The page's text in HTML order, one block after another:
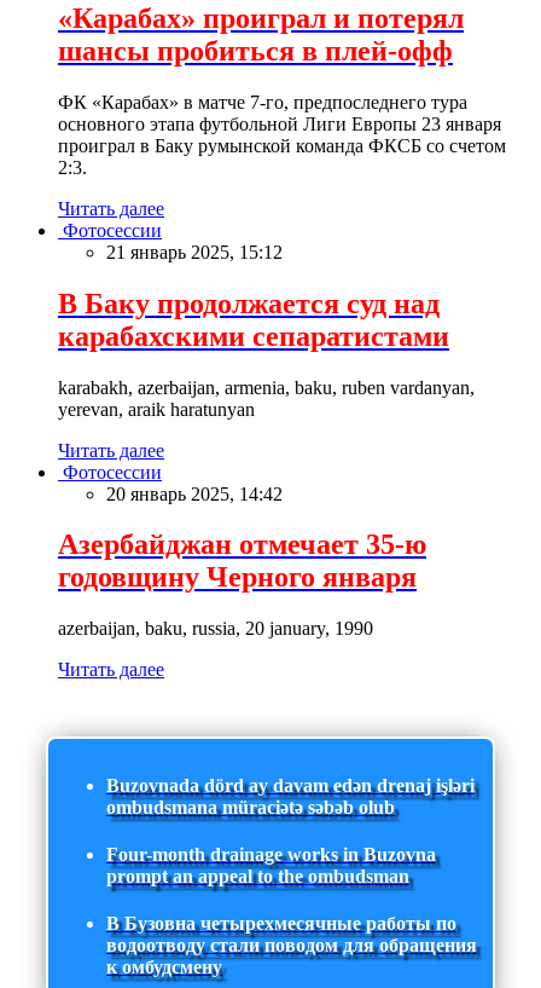
«Карабах» проиграл и потерял
шансы пробиться в плей-офф
ФК «Карабах» в матче 7-го, предпоследнего тура
основного этапа футбольной Лиги Европы 23 января
проиграл в Баку румынской команда ФКСБ со счетом
2:3.
Читать далее
Фотосессии
21 январь 2025, 15:12
В Баку продолжается суд над
карабахскими сепаратистами
karabakh, azerbaijan, armenia, baku, ruben vardanyan,
yerevan, araik haratunyan
Читать далее
Фотосессии
20 январь 2025, 14:42
Азербайджан отмечает 35-ю
годовщину Черного января
azerbaijan, baku, russia, 20 january, 1990
Читать далее
Buzovnada dörd ay davam edən drenaj işləri
ombudsmana müraciətə səbəb olub
Four-month drainage works in Buzovna
prompt an appeal to the ombudsman
В Бузовна четырехмесячные работы по
водоотводу стали поводом для обращения
к омбудсмену